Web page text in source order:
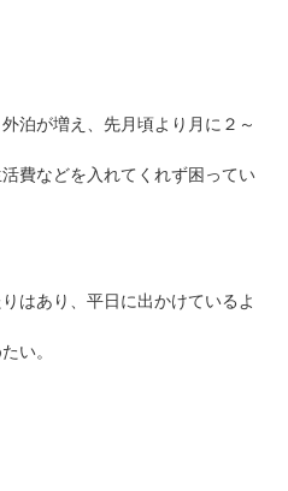
泊が増え、先月頃より月に２～
費などを入れてくれず困ってい
はあり、平日に出かけているよ
い。